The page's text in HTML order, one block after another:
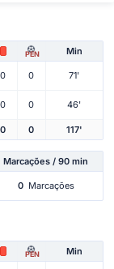
PEN Min
0 0 71'
0 0 46'
0 0 117'
Marcações / 90 min
0 Marcações
PEN Min